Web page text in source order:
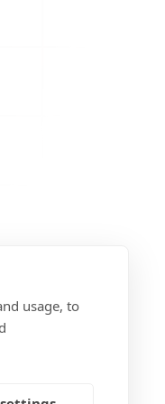
usage, to